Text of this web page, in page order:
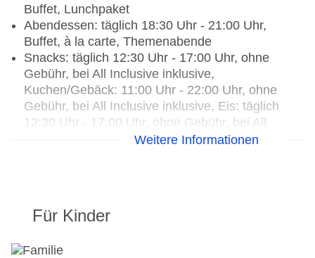
Buffet, Lunchpaket
Abendessen: täglich 18:30 Uhr - 21:00 Uhr,
Buffet, à la carte, Themenabende
Snacks: täglich 12:30 Uhr - 17:00 Uhr, ohne
Gebühr, bei All Inclusive inklusive,
Kuchen/Gebäck: 11:00 Uhr - 22:00 Uhr, ohne
Gebühr, bei All Inclusive inklusive, Eis: täglich
12:30 Uhr - 17:00 Uhr, ohne Gebühr, bei All
(Live-) Musik und Tanz, Hauseigenes Feuerwerk
Restaurants: 8
Weitere Informationen
Für Kinder